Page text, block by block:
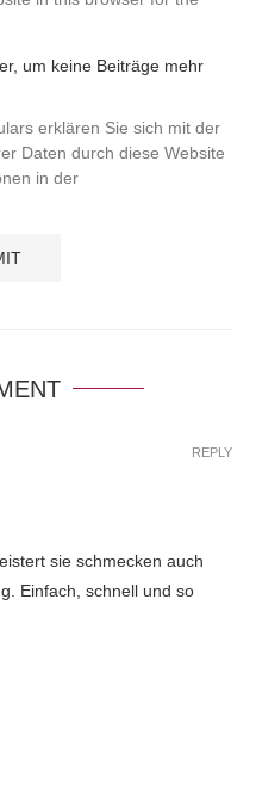
um keine Beiträge mehr
erklären Sie sich mit der
Daten durch diese Website
in der
sie schmecken auch
Einfach, schnell und so
REPLY